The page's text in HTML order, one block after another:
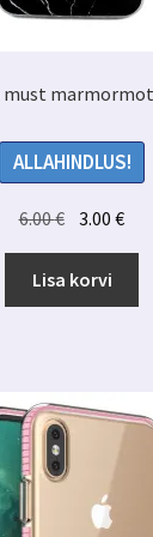
must
ALLAHINDLUS!
6.00€ Algne
oli:
6.00 €.
3.00€
3.00
Lisa korvi